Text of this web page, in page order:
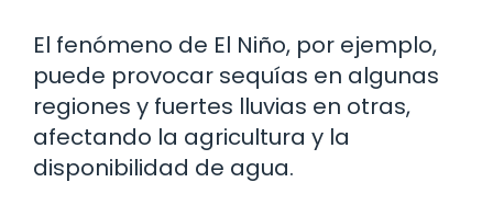
El fenómeno de El Niño, por ejemplo,
puede provocar sequías en algunas
regiones y fuertes lluvias en otras,
afectando la agricultura y la
disponibilidad de agua.